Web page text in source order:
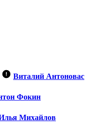
Виталий Антоновас
Фокин
Михайлов